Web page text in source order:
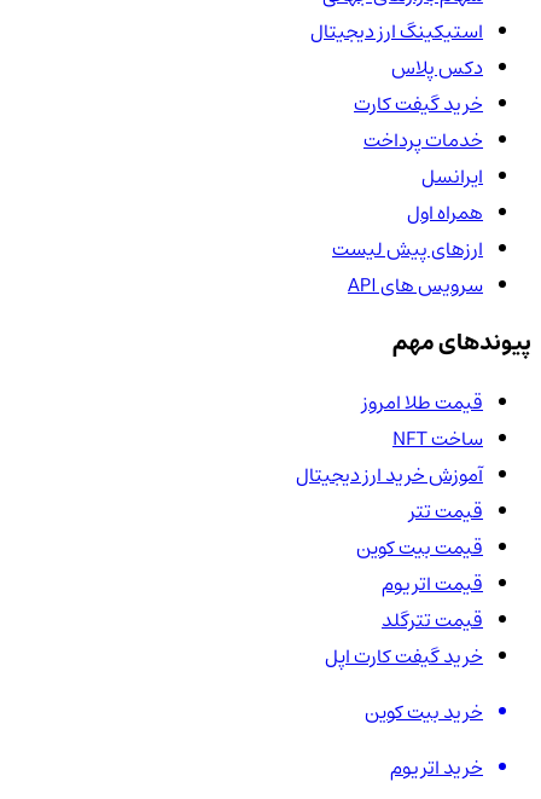
استیکینگ ارز دیجیتال
دکس پلاس
خرید گیفت کارت
خدمات پرداخت
ایرانسل
همراه اول
ارزهای پیش لیست
سرویس های API
پیوندهای مهم
قیمت طلا امروز
ساخت NFT
آموزش خرید ارز دیجیتال
قیمت تتر
قیمت بیت کوین
قیمت اتریوم
قیمت تترگلد
خرید گیفت کارت اپل
خرید بیت کوین
خرید اتریوم